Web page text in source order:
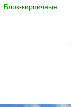
Блок-кирпичные